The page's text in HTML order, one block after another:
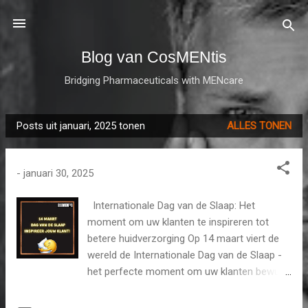
Doorgaan naar hoofdcontent
Blog van CosMENtis
Bridging Pharmaceuticals with MENcare
P
o
Posts uit januari, 2025 tonen ALLES TONEN
- januari 30, 2025
Internationale Dag van de Slaap: Het
moment om uw klanten te inspireren tot
betere huidverzorging Op 14 maart viert de
wereld de Internationale Dag van de Slaap -
het perfecte moment om uw klanten bewust